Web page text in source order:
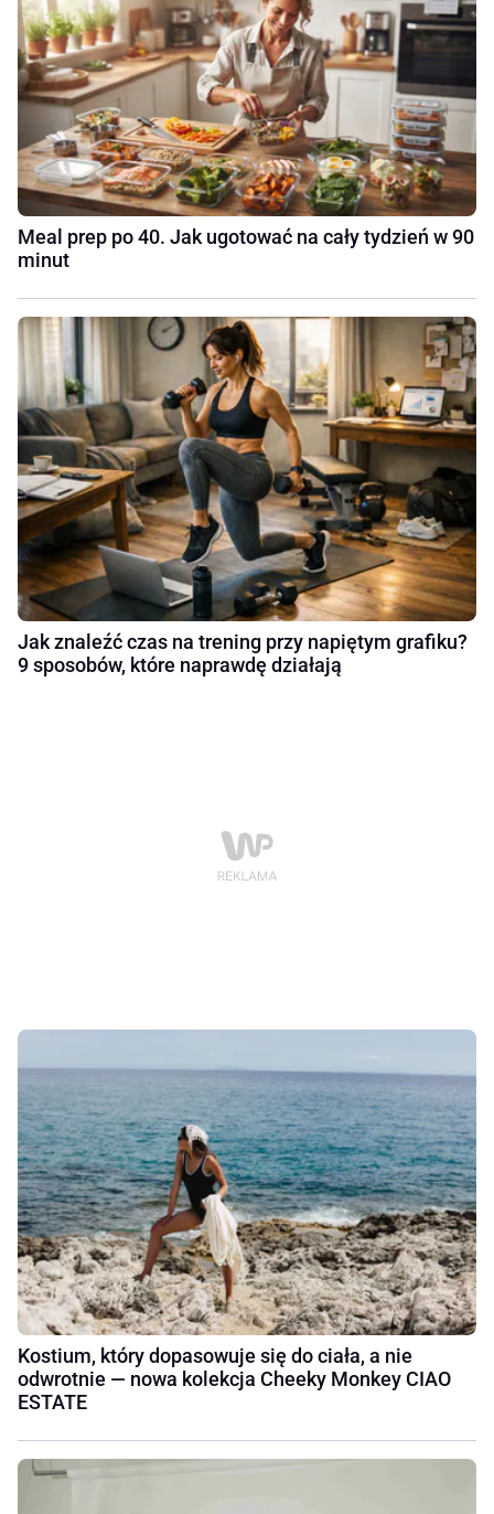
Meal prep po 40. Jak ugotować na cały tydzień w 90
minut
Jak znaleźć czas na trening przy napiętym grafiku?
9 sposobów, które naprawdę działają
Kostium, który dopasowuje się do ciała, a nie
odwrotnie — nowa kolekcja Cheeky Monkey CIAO
ESTATE